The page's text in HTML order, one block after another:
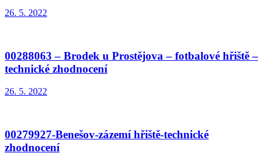
26. 5. 2022
00288063 – Brodek u Prostějova – fotbalové hřiště –
technické zhodnocení
26. 5. 2022
00279927-Benešov-zázemí hřiště-technické
zhodnocení